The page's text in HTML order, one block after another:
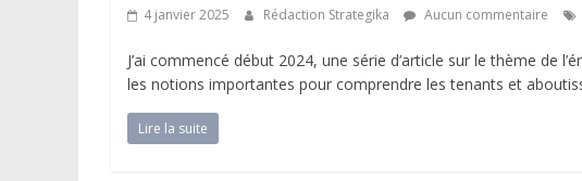
4 janvier 2025 Rédaction Strategika Aucun commentaire
J’ai commencé début 2024, une série d’article sur le thème de
les notions importantes pour comprendre les tenants et
Lire la suite